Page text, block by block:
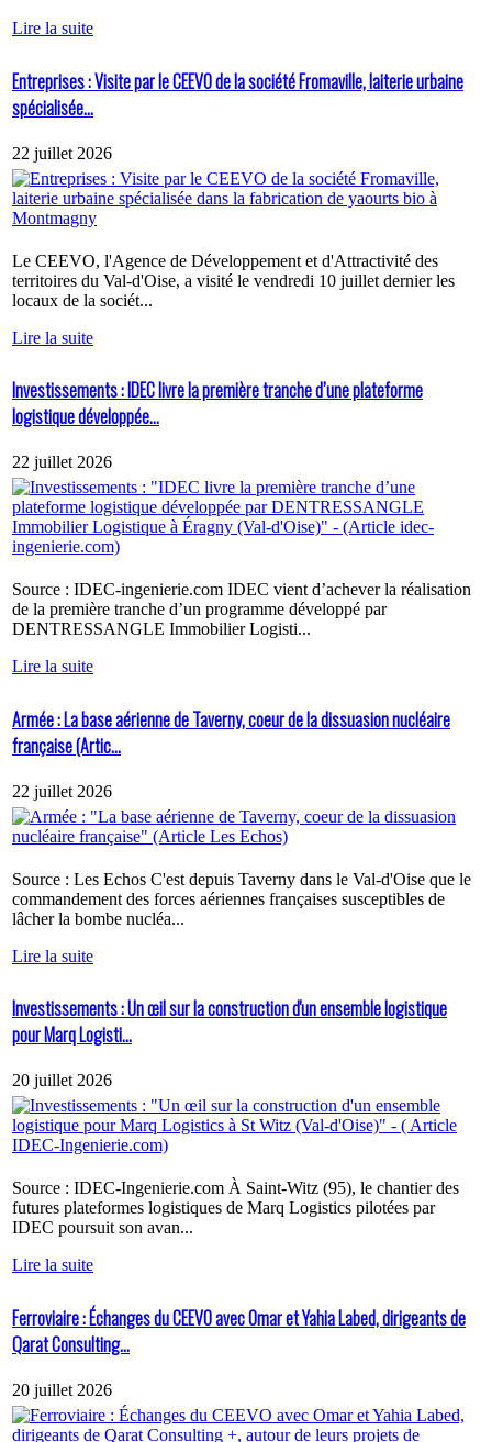
Lire la suite
Entreprises : Visite par le CEEVO de la société Fromaville, laiterie urbaine
spécialisée...
22 juillet 2026
Le CEEVO, l'Agence de Développement et d'Attractivité des
territoires du Val-d'Oise, a visité le vendredi 10 juillet dernier les
locaux de la sociét...
Lire la suite
Investissements : IDEC livre la première tranche d’une plateforme
logistique développée...
22 juillet 2026
Source : IDEC-ingenierie.com IDEC vient d’achever la réalisation
de la première tranche d’un programme développé par
DENTRESSANGLE Immobilier Logisti...
Lire la suite
Armée : La base aérienne de Taverny, coeur de la dissuasion nucléaire
française (Artic...
22 juillet 2026
Source : Les Echos C'est depuis Taverny dans le Val-d'Oise que le
commandement des forces aériennes françaises susceptibles de
lâcher la bombe nucléa...
Lire la suite
Investissements : Un œil sur la construction d'un ensemble logistique
pour Marq Logisti...
20 juillet 2026
Source : IDEC-Ingenierie.com À Saint-Witz (95), le chantier des
futures plateformes logistiques de Marq Logistics pilotées par
IDEC poursuit son avan...
Lire la suite
Ferroviaire : Échanges du CEEVO avec Omar et Yahia Labed, dirigeants de
Qarat Consulting...
20 juillet 2026